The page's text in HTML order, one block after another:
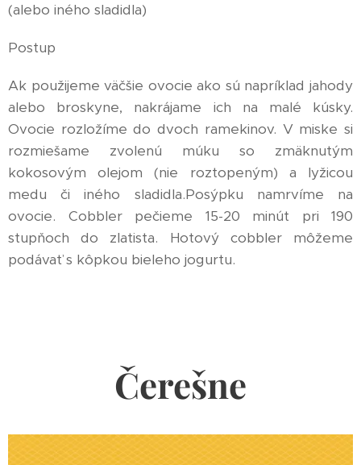
(alebo iného sladidla)
Postup
Ak použijeme väčšie ovocie ako sú napríklad jahody
alebo broskyne, nakrájame ich na malé kúsky.
Ovocie rozložíme do dvoch ramekinov. V miske si
rozmiešame zvolenú múku so zmäknutým
kokosovým olejom (nie roztopeným) a lyžicou
medu či iného sladidla.Posýpku namrvíme na
ovocie. Cobbler pečieme 15-20 minút pri 190
stupňoch do zlatista. Hotový cobbler môžeme
podávať s kôpkou bieleho jogurtu.
Čerešne